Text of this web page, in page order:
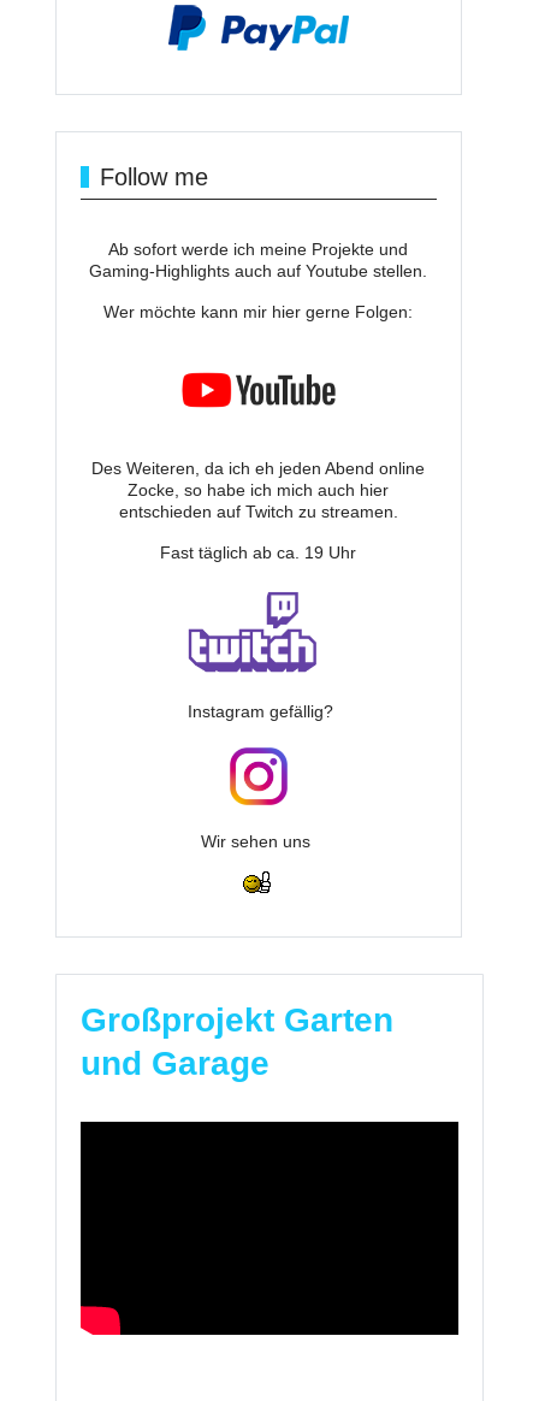
Follow me
Ab sofort werde ich meine Projekte und
Gaming-Highlights auch auf Youtube stellen.
Wer möchte kann mir hier gerne Folgen:
Des Weiteren, da ich eh jeden Abend online
Zocke, so habe ich mich auch hier
entschieden auf Twitch zu streamen.
Fast täglich ab ca. 19 Uhr
Instagram gefällig?
Wir sehen uns
Großprojekt Garten
und Garage